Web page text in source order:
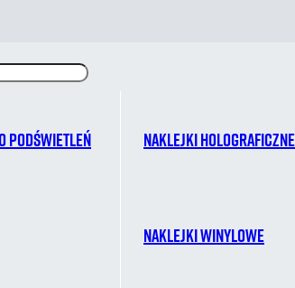
podświetleń Naklejki holograficzne
Naklejki winylowe